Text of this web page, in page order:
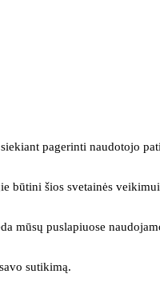
pagerinti naudotojo
būtini šios svetainės
mūsų puslapiuose
sutikimą.